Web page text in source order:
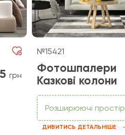
грн
№15421
Фотошпалери
Казкові колони
Розширюючі простір
ДИВИТИСЬ ДЕТАЛЬНІШЕ